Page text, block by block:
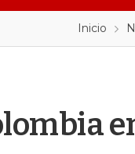
Inicio